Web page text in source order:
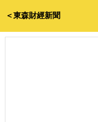
＜東森財經新聞